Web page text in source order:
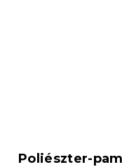
Poliészter-